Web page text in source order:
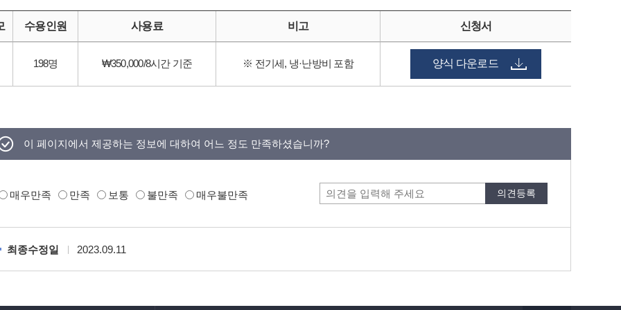
수용인원 사용료 비고 신청서
198명 ₩350,000/8시간 기준 ※ 전기세, 냉·난방비 포함 양식 다운로드
이 페이지에서 제공하는 정보에 대하여 어느 정도 만족하셨습니까?
매우만족 만족 보통 불만족 매우불만족
최종수정일 2023.09.11